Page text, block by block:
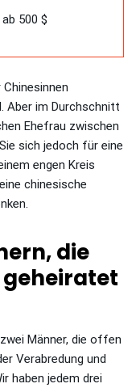
ab 500 $
Aber im Durchschnitt
Ehefrau zwischen
sich jedoch für eine
engen Kreis
chinesische
die
geheiratet
Männer, die offen
Verabredung und
haben jedem drei